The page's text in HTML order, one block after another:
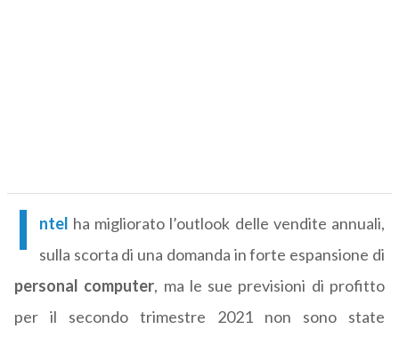
I ntel ha migliorato l’outlook delle vendite annuali,
sulla scorta di una domanda in forte espansione di
personal computer, ma le sue previsioni di profitto
per il secondo trimestre 2021 non sono state